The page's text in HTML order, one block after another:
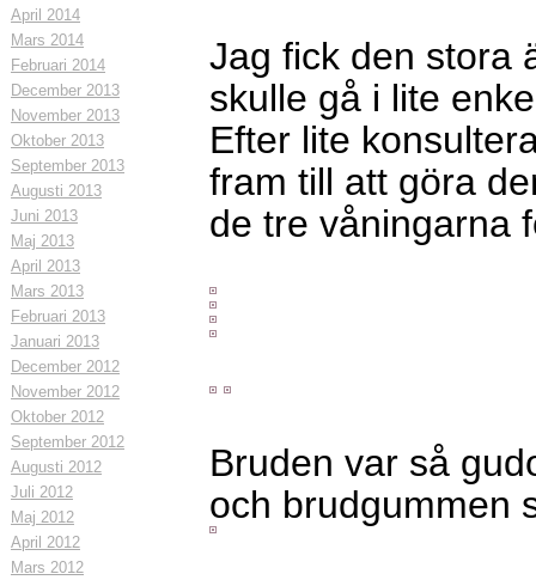
April 2014
Mars 2014
Februari 2014
December 2013
November 2013
Oktober 2013
September 2013
Augusti 2013
Juni 2013
Maj 2013
April 2013
Mars 2013
Februari 2013
Januari 2013
December 2012
November 2012
Oktober 2012
September 2012
Augusti 2012
Juli 2012
Maj 2012
April 2012
Mars 2012
Jag fick den stora
skulle gå i lite
Efter lite
fram till att göra
de tre våningarna
Bruden var så
och brudgummen